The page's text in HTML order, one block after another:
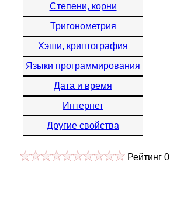
Степени, корни
Тригонометрия
Хэши, криптография
Языки программирования
Дата и время
Интернет
Другие свойства
Рейтинг 0